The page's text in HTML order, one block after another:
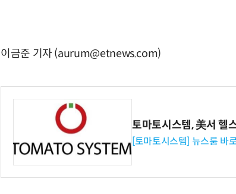
이금준 기자 (aurum@etnews.com)
토마토시스템, 美서 헬
[토마토시스템] 뉴스룸 바